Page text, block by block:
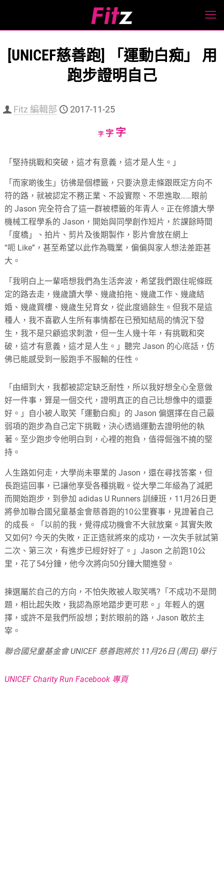
[UNICEF慈善跑] 「運動白痴」 用
跑步證明自己
Fitz 編輯部 2017-11-25
字Decrease
size.
字Reset
size.
字Increase
size.
「堅持挑戰和突破，這才有意義，這才是人生。」
「而家啲後生」彷彿是個標籤，只要決意走條跟既定方向不
符的路，就被認定不務正業、不設實際、不思進取……眼前
的Jason 完全符合了這一群被標籤的年青人。正在修讀大學
機械工程學系的Jason ，開始與同學創作短片，於課餘時間
「度橋」、拍片、剪片及後期製作，影片會放在網上
“呃 Like” ，甚至希望以此作為職業，偏偏與家人想法差距甚
大。
「我明白上一輩唔想我們為生活奔波，希望我們跟住呢條既
定的路去走，幾歲讀大學、幾歲拍拖、幾歲工作、幾歲結
婚、幾歲買樓、幾歲生兒育女，從此度過餘生。但我不是這
種人，我不喜歡人生所有事情都在已預知結局的情況下發
生，我不是只顧追求刺激，但一生人幾十年，有挑戰和突
破，這才有意義，這才是人生。」聽完Jason 的心底話，仿
佛已能感受到一股跑手不服輸的任性。
「由細到大，我都被認定缺乏耐性，所以我好想全心全意做
好一件事，算是一個交代，證明真正的自己比想像中的還要
好。」自小被人取笑「運動白痴」的Jason偏選擇在自己最
弱項的跑步為自己定下挑戰，決心透過運動去證明他的執
著。至少跑步令他明白到，心裡的抱負，值得倔強不撓的堅
持。
人生路如何走，大學尚未畢業的Jason ，還在尋找答案，但
長跑這回事，已讓他享受各種挑戰。從大學二年級為了減肥
而開始跑步，到參加 adidas U Runners訓練班， 11 月 26 日更
將參加聯合國兒童基金會慈善跑的10公里賽事，見證著自己
的成長。「以前的我，覺得成功機會不大就放棄。其實失敗
又如何? 今天的失敗，正正造就將來的成功，一次失手就試第
二次、第三次，有進步已經好好了。」Jason 之前跑10公
里，花了54分鐘，他今次將向50分鐘大關進發。
揀選屬於自己的方向，不怕失敗被人取笑嗎?「不成功不是問
題，相比起失敗，我認為原地踏步更可悲。」年輕人的選
擇，或許不是我們所設想；對於眼前的路，Jason敢於主
宰。
聯合國兒童基金會 UNICEF 慈善跑將於 11月26日 (周日) 舉行
UNICEF Charity Run Facebook 專頁